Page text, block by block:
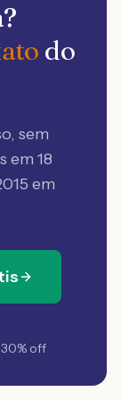
do
sem
em 18
em
off